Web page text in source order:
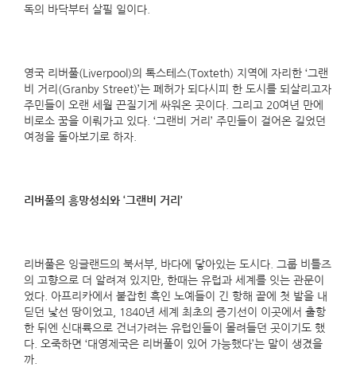
독의 바닥부터 살필 일이다.
영국 리버풀(Liverpool)의 톡스테스(Toxteth) 지역에 자리한 ‘그랜
비 거리(Granby Street)’는 폐허가 되다시피 한 도시를 되살리고자
주민들이 오랜 세월 끈질기게 싸워온 곳이다. 그리고 20여년 만에
비로소 꿈을 이뤄가고 있다. ‘그랜비 거리’ 주민들이 걸어온 길었던
여정을 돌아보기로 하자.
리버풀의 흥망성쇠와 ‘그랜비 거리 ’
리버풀은 잉글랜드의 북서부, 바다에 닿아있는 도시다. 그룹 비틀즈
의 고향으로 더 알려져 있지만, 한때는 유럽과 세계를 잇는 관문이
었다. 아프리카에서 붙잡힌 흑인 노예들이 긴 항해 끝에 첫 발을 내
딛던 낯선 땅이었고, 1840년 세계 최초의 증기선이 이곳에서 출항
한 뒤엔 신대륙으로 건너가려는 유럽인들이 몰려들던 곳이기도 했
다. 오죽하면 ‘대영제국은 리버풀이 있어 가능했다’는 말이 생겼을
까.